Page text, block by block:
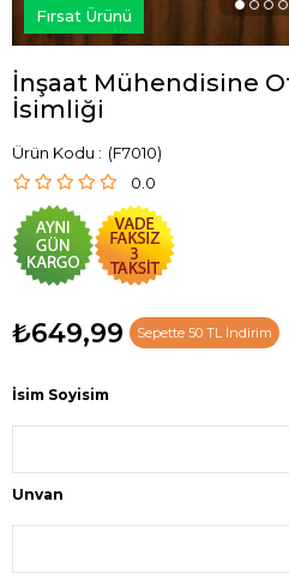
Fırsat Ürünü
İnşaat Mühendisine
İsimliği
(F7010)
0.0
₺649,99 Sepette 50 TL İndirim
İsim Soyisim
Unvan